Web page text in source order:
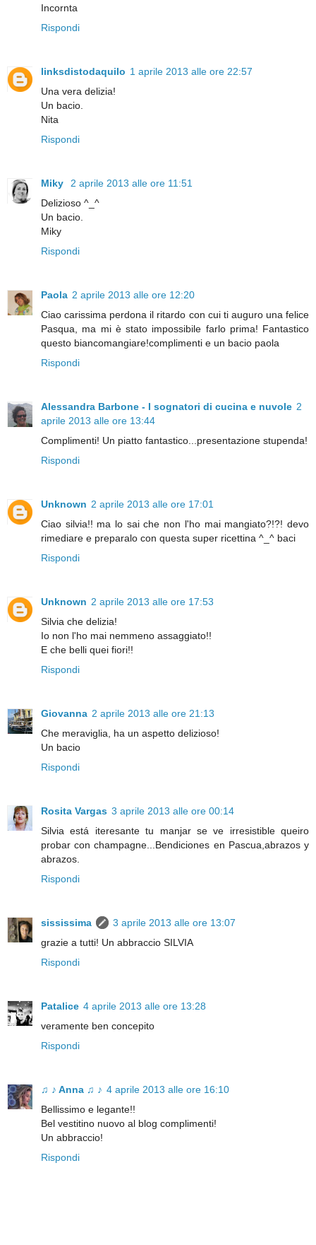
Incornta
Rispondi
linksdistodaquilo 1 aprile 2013 alle ore 22:57
Una vera delizia!
Un bacio.
Nita
Rispondi
Miky
2 aprile 2013 alle ore 11:51
Delizioso ^_^
Un bacio.
Miky
Rispondi
Paola 2 aprile 2013 alle ore 12:20
Ciao carissima perdona il ritardo con cui ti auguro una felice
Pasqua, ma mi è stato impossibile farlo prima! Fantastico
questo biancomangiare!complimenti e un bacio paola
Rispondi
Alessandra Barbone - I sognatori di cucina e nuvole 2
aprile 2013 alle ore 13:44
Complimenti! Un piatto fantastico...presentazione stupenda!
Rispondi
Unknown 2 aprile 2013 alle ore 17:01
Ciao silvia!! ma lo sai che non l'ho mai mangiato?!?! devo
rimediare e preparalo con questa super ricettina ^_^ baci
Rispondi
Unknown 2 aprile 2013 alle ore 17:53
Silvia che delizia!
Io non l'ho mai nemmeno assaggiato!!
E che belli quei fiori!!
Rispondi
Giovanna 2 aprile 2013 alle ore 21:13
Che meraviglia, ha un aspetto delizioso!
Un bacio
Rispondi
Rosita Vargas 3 aprile 2013 alle ore 00:14
Silvia está iteresante tu manjar se ve irresistible queiro
probar con champagne...Bendiciones en Pascua,abrazos y
abrazos.
Rispondi
sississima
3 aprile 2013 alle ore 13:07
grazie a tutti! Un abbraccio SILVIA
Rispondi
Patalice 4 aprile 2013 alle ore 13:28
veramente ben concepito
Rispondi
♫ ♪ Anna ♫ ♪ 4 aprile 2013 alle ore 16:10
Bellissimo e legante!!
Bel vestitino nuovo al blog complimenti!
Un abbraccio!
Rispondi